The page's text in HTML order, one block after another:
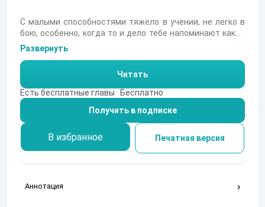
С малыми способностями тяжело в учении, не легко в
бою, особенно, когда то и дело тебе напоминают какая
ты обуза. Алина всегда это знала про себя, но вот
выслушивать Вениамина устала, но ничего толком
сделать не могла, ведь была слаба, а он самый сильный
отряда. Только капитан уж очень хотел мира в своём
отряде и им пришлось сблизиться, даже не
представляя к чему всё идёт
Развернуть
Читать
Есть бесплатные главы · Бесплатно
Получить в подписке
В избранное Печатная версия
Аннотация